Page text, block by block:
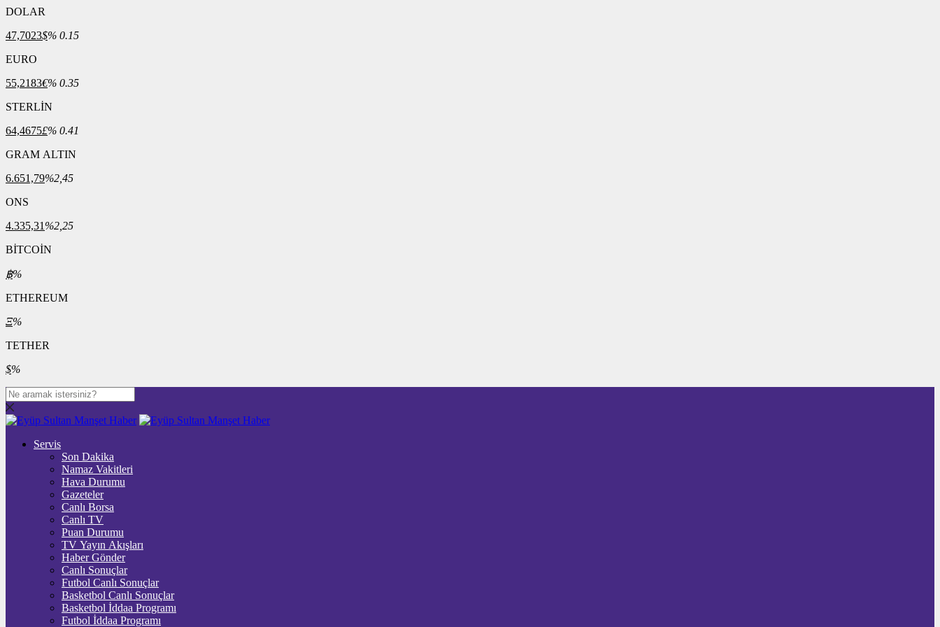
DOLAR
47,7023$% 0.15
EURO
55,2183€% 0.35
STERLİN
64,4675£% 0.41
GRAM ALTIN
6.651,79%2,45
ONS
4.335,31 %2,25
BİTCOİN
฿%
ETHEREUM
Ξ%
TETHER
$%
Servis
Son Dakika
Namaz Vakitleri
Hava Durumu
Gazeteler
Canlı Borsa
Canlı TV
Puan Durumu
TV Yayın Akışları
Haber Gönder
Canlı Sonuçlar
Futbol Canlı Sonuçlar
Basketbol Canlı Sonuçlar
Basketbol İddaa Programı
Futbol İddaa Programı